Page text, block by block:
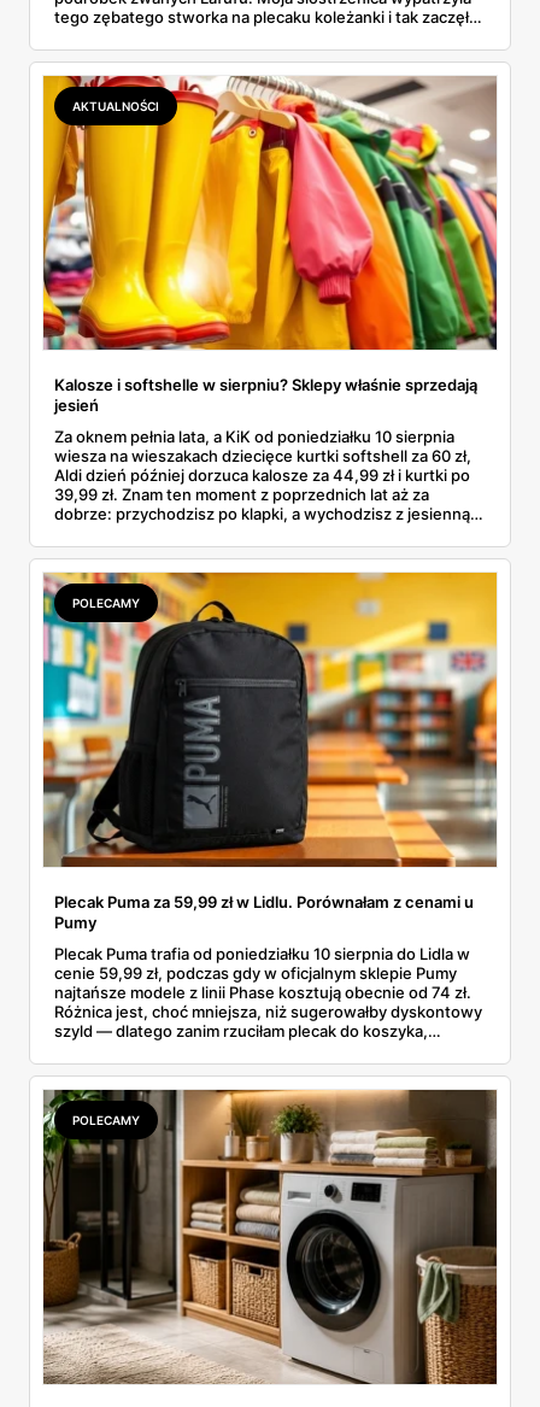
tego zębatego stworka na plecaku koleżanki i tak zaczęło
kosztuje i po czym poznać, że sprzedawca nie wciska nam
podróbki. Spisałam wszystko, czego się dowiedziałam —
łącznie z jedną wpadką, o której za chwilę.
AKTUALNOŚCI
Kalosze i softshelle w sierpniu? Sklepy właśnie sprzedają
jesień
Za oknem pełnia lata, a KiK od poniedziałku 10 sierpnia
wiesza na wieszakach dziecięce kurtki softshell za 60 zł,
Aldi dzień później dorzuca kalosze za 44,99 zł i kurtki po
39,99 zł. Znam ten moment z poprzednich lat aż za
dobrze: przychodzisz po klapki, a wychodzisz z jesienną
pojawi się w gazetkach w przyszłym tygodniu i czy jest
sens kupować jesień, zanim skończą się wakacje.
POLECAMY
Plecak Puma za 59,99 zł w Lidlu. Porównałam z cenami u
Pumy
Plecak Puma trafia od poniedziałku 10 sierpnia do Lidla w
cenie 59,99 zł, podczas gdy w oficjalnym sklepie Pumy
najtańsze modele z linii Phase kosztują obecnie od 74 zł.
Różnica jest, choć mniejsza, niż sugerowałby dyskontowy
szyld — dlatego zanim rzuciłam plecak do koszyka,
rozpiska: co dokładnie sprzedaje Lidl, ile kosztują
odpowiedniki u producenta i komu ten zakup naprawdę
się opłaci.
POLECAMY